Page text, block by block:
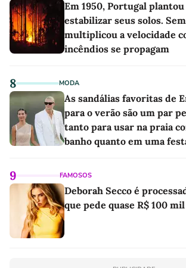
Em 1950, Portugal
estabilizar seus solos.
multiplicou a velocidade
incêndios se propagam
8 MODA
As sandálias favoritas de
para o verão são um par
tanto para usar na praia
banho quanto em uma
9 FAMOSOS
Deborah Secco é
que pede quase R$ 100